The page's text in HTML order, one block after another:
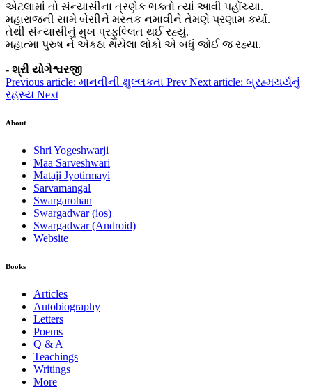
એટલામાં તો સંન્યાસીના ત્રણેક ભક્તો ત્યાં આવી પહોંચ્યા.
મહારાજની સામે બેસીને મસ્તક નમાવીને તેમણે પ્રણામ કર્યા.
તેથી સંન્યાસીનું મુખ પ્રફુલ્લિત થઈ રહ્યું.
મહાત્મા પુરુષ ને એકઠા થયેલા લોકો એ બધું જોઈ જ રહ્યા.
- શ્રી યોગેશ્વરજી
Previous article: માનવીની ક્ષુલ્લકતા Prev Next article: બ્રહ્મચર્યનું
રહસ્ય Next
About
Shri Yogeshwarji
Maa Sarveshwari
Mataji Jyotirmayi
Sarvamangal
Swargarohan
Swargadwar (ios)
Swargadwar (Android)
Website
Books
Articles
Autobiography
Letters
Poems
Q & A
Teachings
Writings
More